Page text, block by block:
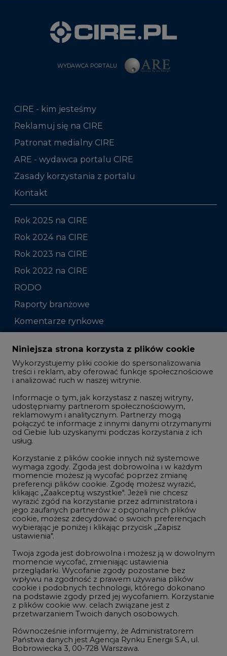
WYDAWCA PORTALU
CIRE - kim jesteśmy
Reklamuj się na CIRE
Patronat medialny CIRE
ARE - wydawca portalu CIRE
Zasady korzystania z portalu
Kontakt
Rok 2025 na CIRE
Rok 2024 na CIRE
Rok 2023 na CIRE
Rok 2022 na CIRE
RODO
Raporty branżowe
Komentarze rynkowe
Zmiany kadrowe na rynku
Studio CIRE
Rozmowy o energetyce
Gospodarka
Geopolityka
LTE450
Innowacje i AI
Telekomunikacja i IT
Handel emisjami CO2
Wodór
Górnictwo
Atom
Fotowoltaika
Offshore wind
Zielone samorządy
Niniejsza strona korzysta z plików cookie
Wykorzystujemy pliki cookie do spersonalizowania
treści i reklam, aby oferować funkcje społecznościowe
i analizować ruch w naszej witrynie.
Informacje o tym, jak korzystasz z naszej witryny,
udostępniamy partnerom społecznościowym,
reklamowym i analitycznym. Partnerzy mogą
połączyć te informacje z innymi danymi otrzymanymi
od Ciebie lub uzyskanymi podczas korzystania z ich
usług.
Korzystanie z plików cookie innych niż systemowe
wymaga zgody. Zgoda jest dobrowolna i w każdym
momencie możesz ją wycofać poprzez zmianę
preferencji plików cookie. Zgodę możesz wyrazić,
klikając „Zaakceptuj wszystkie". Jeżeli nie chcesz
wyrazić zgód na korzystanie przez administratora i
jego zaufanych partnerów z opcjonalnych plików
cookie, możesz zdecydować o swoich preferencjach
wybierając je poniżej i klikając przycisk „Zapisz
ustawienia".
Twoja zgoda jest dobrowolna i możesz ją w dowolnym
momencie wycofać, zmieniając ustawienia
przeglądarki. Wycofanie zgody pozostanie bez
wpływu na zgodność z prawem używania plików
cookie i podobnych technologii, którego dokonano
na podstawie zgody przed jej wycofaniem. Korzystanie
z plików cookie ww. celach związane jest z
przetwarzaniem Twoich danych osobowych.
Równocześnie informujemy, że Administratorem
Państwa danych jest Agencja Rynku Energii S.A., ul.
Bobrowiecka 3, 00-728 Warszawa.